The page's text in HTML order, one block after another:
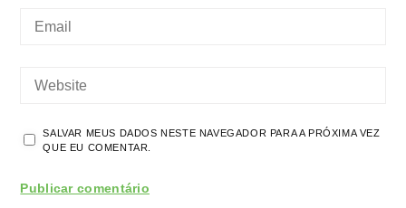
SALVAR MEUS DADOS NESTE NAVEGADOR PARA A PRÓXIMA VEZ
QUE EU COMENTAR.